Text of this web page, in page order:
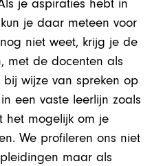
je aspiraties hebt in
je daar meteen voor
niet weet, krijg je de
met de docenten als
wijze van spreken op
een vaste leerlijn zoals
het mogelijk om je
We profileren ons niet
maar als